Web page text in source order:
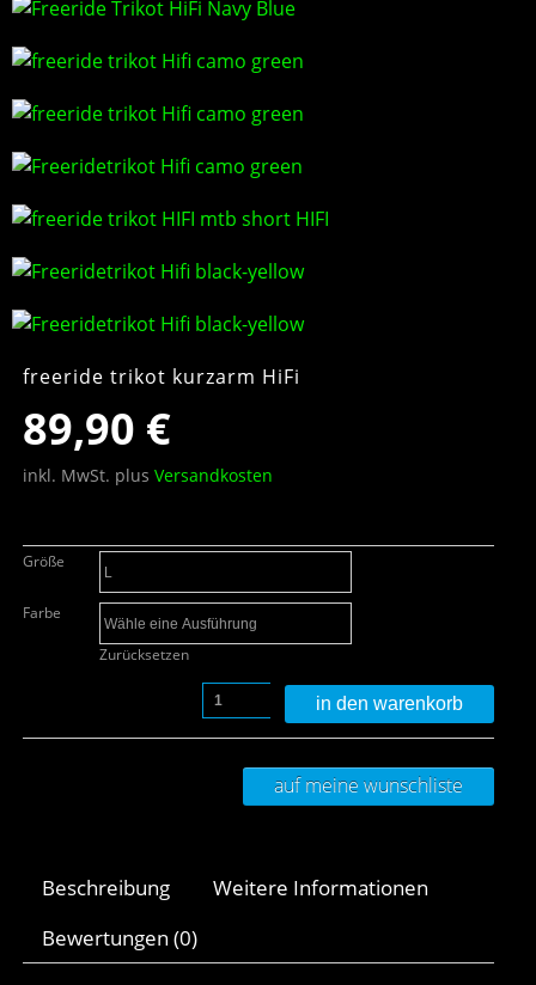
freeride trikot kurzarm HiFi
89,90 €
inkl. MwSt. plus Versandkosten
Größe
Farbe
Zurücksetzen
in den warenkorb
auf meine wunschliste
Beschreibung
Weitere Informationen
Bewertungen (0)